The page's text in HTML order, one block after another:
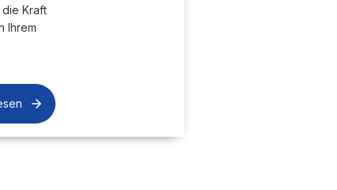
Kraft
Ihrem